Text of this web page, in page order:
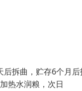
后拆曲，贮存6个月
热水润粮，次日